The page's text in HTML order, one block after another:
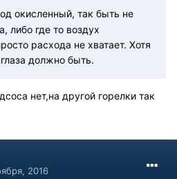
окисленный, так быть не
либо где то воздух
расхода не хватает. Хотя
должно быть.
нет,на другой горелки так
2016